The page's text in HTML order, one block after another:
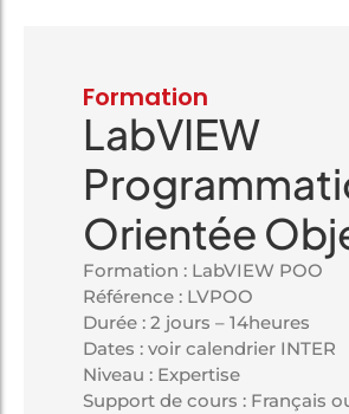
Formation
LabVIEW
Orientée
Formation : LabVIEW POO
Référence : LVPOO
Durée : 2 jours – 14heures
Dates : voir calendrier INTER
Niveau : Expertise
Support de cours : Français